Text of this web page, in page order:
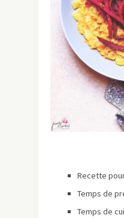
Recette
Temps de
Temps de